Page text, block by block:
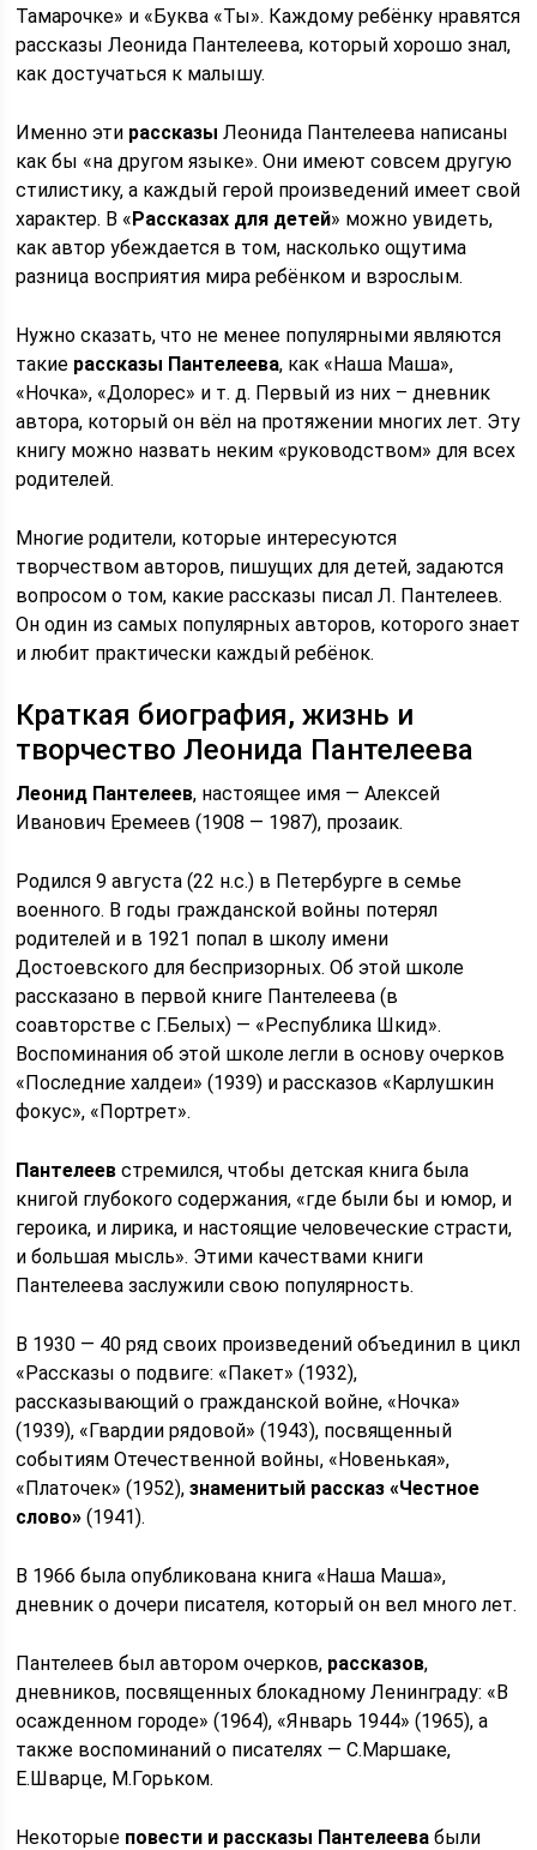
Тамарочке» и «Буква «Ты». Каждому ребёнку нравятся
рассказы Леонида Пантелеева, который хорошо знал,
как достучаться к малышу.
Именно эти рассказы Леонида Пантелеева написаны
как бы «на другом языке». Они имеют совсем другую
стилистику, а каждый герой произведений имеет свой
характер. В «Рассказах для детей» можно увидеть,
как автор убеждается в том, насколько ощутима
разница восприятия мира ребёнком и взрослым.
Нужно сказать, что не менее популярными являются
такие рассказы Пантелеева, как «Наша Маша»,
«Ночка», «Долорес» и т. д. Первый из них – дневник
автора, который он вёл на протяжении многих лет. Эту
книгу можно назвать неким «руководством» для всех
родителей.
Многие родители, которые интересуются
творчеством авторов, пишущих для детей, задаются
вопросом о том, какие рассказы писал Л. Пантелеев.
Он один из самых популярных авторов, которого знает
и любит практически каждый ребёнок.
Краткая биография, жизнь и
творчество Леонида Пантелеева
Леонид Пантелеев, настоящее имя — Алексей
Иванович Еремеев (1908 — 1987), прозаик.
Родился 9 августа (22 н.с.) в Петербурге в семье
военного. В годы гражданской войны потерял
родителей и в 1921 попал в школу имени
Достоевского для беспризорных. Об этой школе
рассказано в первой книге Пантелеева (в
соавторстве с Г.Белых) — «Республика Шкид».
Воспоминания об этой школе легли в основу очерков
«Последние халдеи» (1939) и рассказов «Карлушкин
фокус», «Портрет».
Пантелеев стремился, чтобы детская книга была
книгой глубокого содержания, «где были бы и юмор, и
героика, и лирика, и настоящие человеческие страсти,
и большая мысль». Этими качествами книги
Пантелеева заслужили свою популярность.
В 1930 — 40 ряд своих произведений объединил в цикл
«Рассказы о подвиге: «Пакет» (1932),
рассказывающий о гражданской войне, «Ночка»
(1939), «Гвардии рядовой» (1943), посвященный
событиям Отечественной войны, «Новенькая»,
«Платочек» (1952),знаменитый рассказ «Честное
слово» (1941).
В 1966 была опубликована книга «Наша Маша»,
дневник о дочери писателя, который он вел много лет.
Пантелеев был автором очерков, рассказов,
дневников, посвященных блокадному Ленинграду: «В
осажденном городе» (1964), «Январь 1944» (1965), а
также воспоминаний о писателях — С.Маршаке,
Е.Шварце, М.Горьком.
Некоторые повести и рассказы Пантелеева были